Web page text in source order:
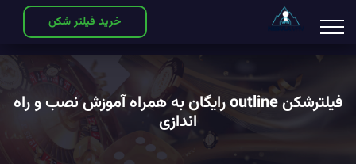
خرید فیلتر شکن
فیلترشکن outline رایگان به همراه آموزش نصب و راه
اندازی